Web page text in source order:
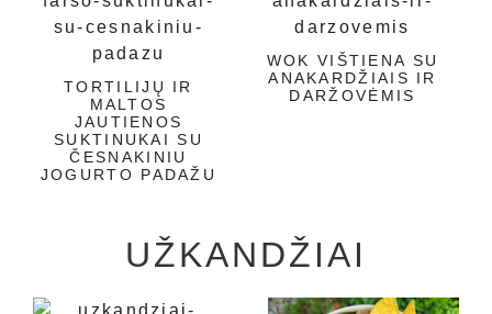
TORTILIJŲ IR
MALTOS
JAUTIENOS
SUKTINUKAI SU
ČESNAKINIU
JOGURTO PADAŽU
WOK VIŠTIENA SU
ANAKARDŽIAIS IR
DARŽOVĖMIS
UŽKANDŽIAI